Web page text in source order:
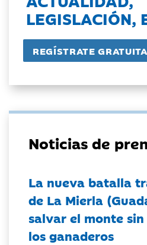
LEGISLACIÓN,
Noticias de
La nueva batalla
de La Mierla
salvar el monte
los ganaderos